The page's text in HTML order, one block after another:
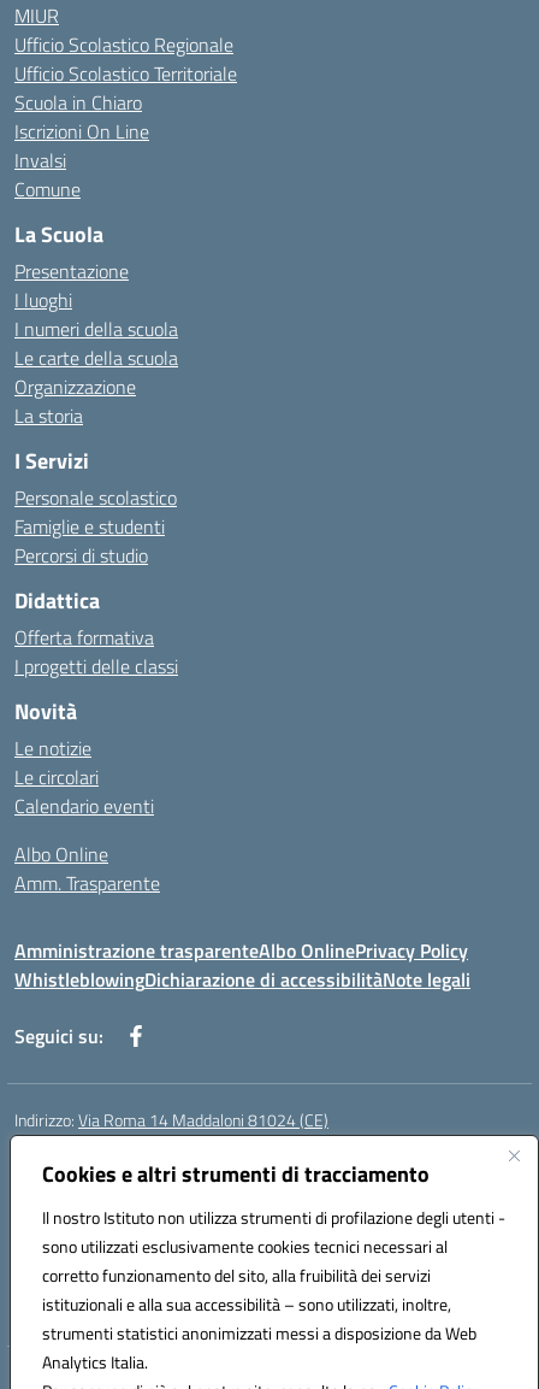
Cookies e altri strumenti di tracciamento
Il nostro Istituto non utilizza strumenti di profilazione degli utenti -
sono utilizzati esclusivamente cookies tecnici necessari al
corretto funzionamento del sito, alla fruibilità dei servizi
istituzionali e alla sua accessibilità – sono utilizzati, inoltre,
strumenti statistici anonimizzati messi a disposizione da Web
Analytics Italia.
MIUR
Ufficio Scolastico Regionale
Ufficio Scolastico Territoriale
Scuola in Chiaro
Iscrizioni On Line
Invalsi
Comune
La Scuola
Presentazione
I luoghi
I numeri della scuola
Le carte della scuola
Organizzazione
La storia
I Servizi
Personale scolastico
Famiglie e studenti
Percorsi di studio
Didattica
Offerta formativa
I progetti delle classi
Novità
Le notizie
Le circolari
Calendario eventi
Albo Online
Amm. Trasparente
Amministrazione trasparenteAlbo OnlinePrivacy Policy
WhistleblowingDichiarazione di accessibilitàNote legali
Seguici su:
Indirizzo:Via Roma 14 Maddaloni 81024 (CE)
Centralino:
Posta elettronica certificata (PEC):ceic8an00r@pec.istruzione.it
Codice fiscale: 80006190617
Codice meccanografico:CEIC8AN00R
Codice Indice delle Pubbliche Amministrazioni (IPA): icmvce
Codice unico di fatturazione (CUF): UFORSV
Hosting & Powered by 3D Solution S.r.l.